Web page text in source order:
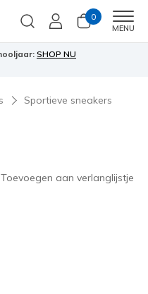
0
MENU
SHOP NU
Sportieve sneakers
Toevoegen aan verlanglijstje